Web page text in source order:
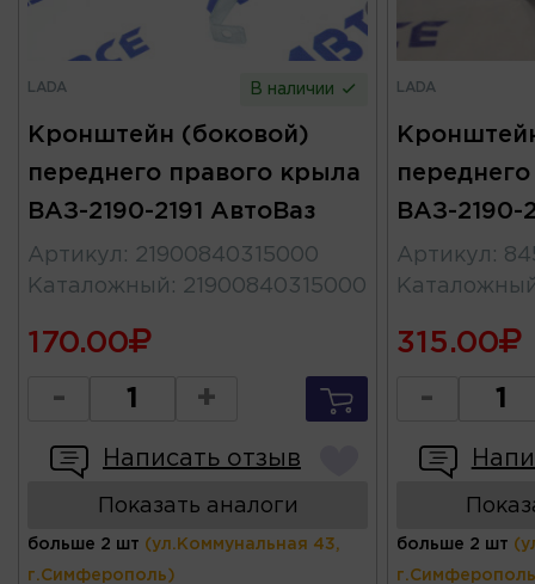
LADA В наличии
Кронштейн (боковой)
переднего правого крыла
ВАЗ-2190-2191 АвтоВаз
Артикул : 21900840315000
Каталожный : 21900840315000
170.00
- +
Написать отзыв
Показать аналоги
больше 2 шт (ул.Коммунальная 43,
г.Симферополь)
LADA
ВАЗ-2190-
Артикул :
315.00
-
больше 2 шт